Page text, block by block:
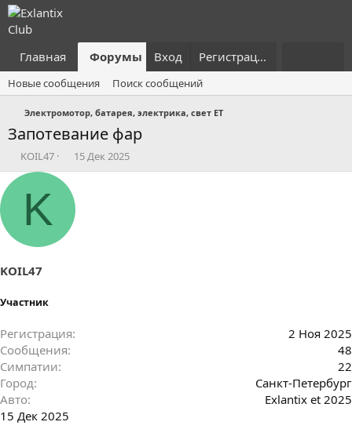
Главная Форумы Что нового?
Вход Регистрация
Новые сообщения Поиск сообщений
Электромотор, батарея, электрика, свет ET
Запотевание фар
А
в
е
ы
KOIL47
Д
а
а
н
а
15 Дек 2025
K
KOIL47
Участник
Регистрация
2 Ноя 2025
Сообщения
48
Симпатии
22
Город
Санкт-Петербург
Авто
Exlantix et 2025
15 Дек 2025